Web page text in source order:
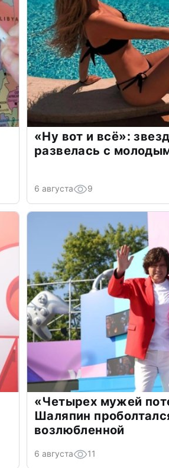
«Ну вот и всё»:
развелась с
6 августа 9
«Четырех мужей
Шаляпин
возлюбленной
6 августа 11